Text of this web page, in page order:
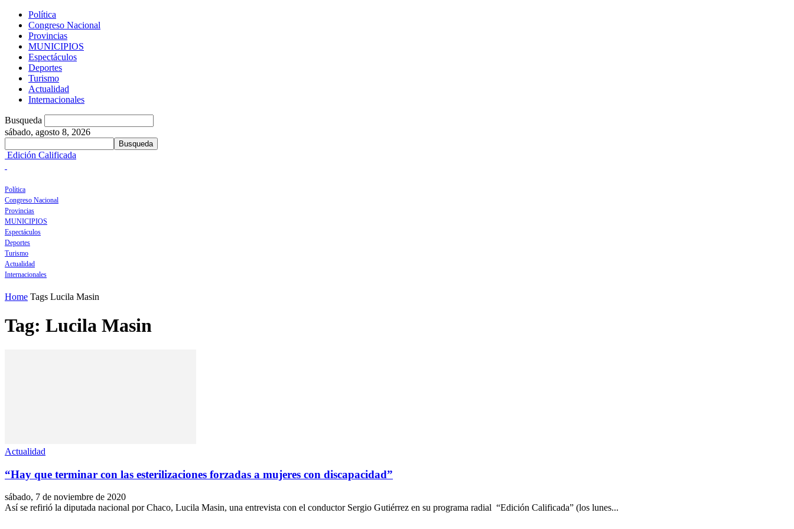
Política
Congreso Nacional
Provincias
MUNICIPIOS
Espectáculos
Deportes
Turismo
Actualidad
Internacionales
Busqueda
sábado, agosto 8, 2026
Edición Calificada
Política
Congreso Nacional
Provincias
MUNICIPIOS
Espectáculos
Deportes
Turismo
Actualidad
Internacionales
Home Tags Lucila Masin
Tag: Lucila Masin
Actualidad
“Hay que terminar con las esterilizaciones forzadas a mujeres con discapacidad”
sábado, 7 de noviembre de 2020
Así se refirió la diputada nacional por Chaco, Lucila Masin, una entrevista con el conductor Sergio Gutiérrez en su programa radial “Edición Calificada” (los lunes...